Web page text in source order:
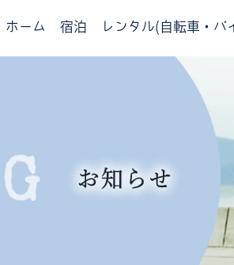
ホーム 宿泊 レンタル(自転車・バ